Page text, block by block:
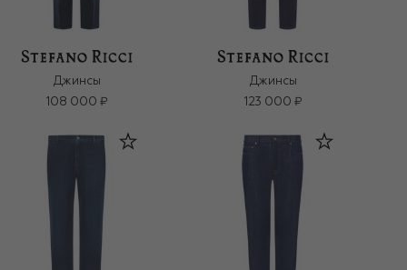
Джинсы
108 000 ₽
Джинсы
123 000 ₽